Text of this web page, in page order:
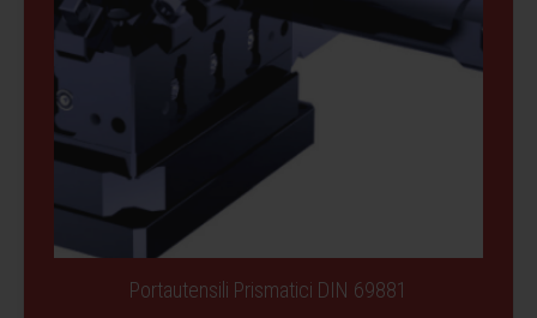
Portautensili Prismatici DIN 69881